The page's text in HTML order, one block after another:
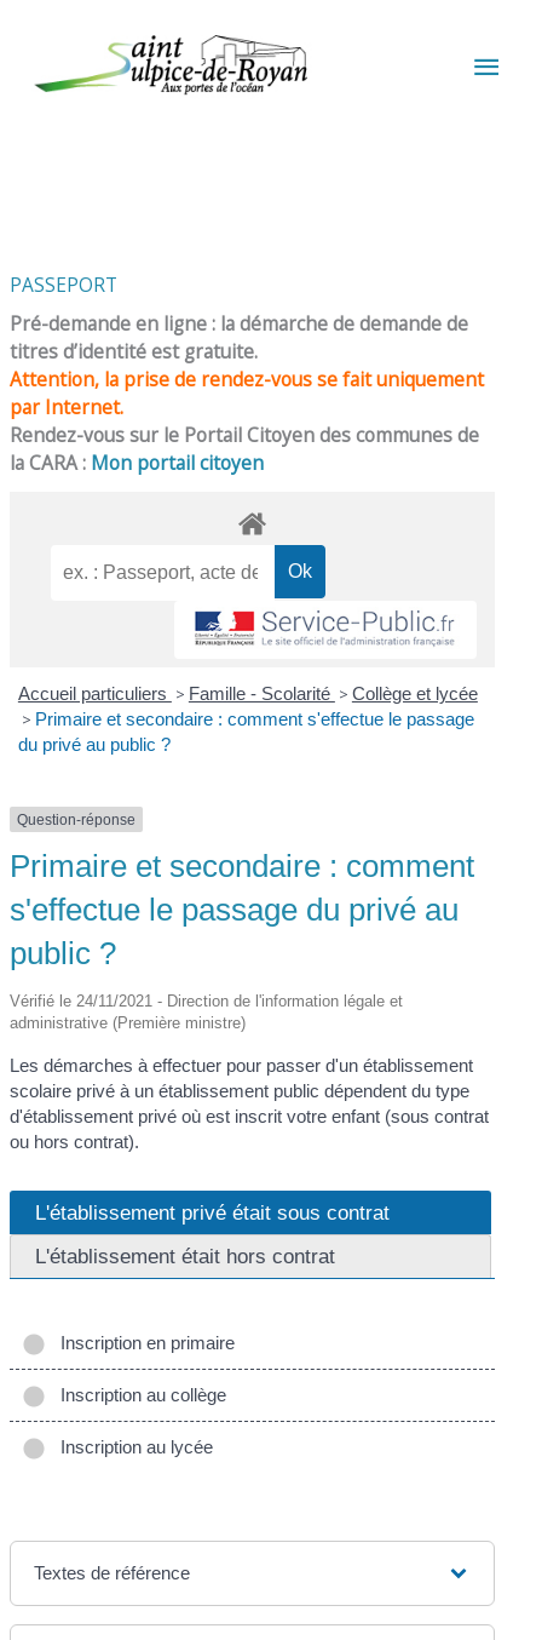
PASSEPORT
Pré-demande en ligne : la démarche de demande de
titres d’identité est gratuite.
Attention, la prise de rendez-vous se fait uniquement
par Internet.
Rendez-vous sur le Portail Citoyen des communes de
la CARA : Mon portail citoyen
Accueil particuliers > Famille - Scolarité > Collège et lycée
> Primaire et secondaire : comment s'effectue le passage
du privé au public ?
Question-réponse
Primaire et secondaire : comment
s'effectue le passage du privé au
public ?
Vérifié le 24/11/2021 - Direction de l'information légale et
administrative (Première ministre)
Les démarches à effectuer pour passer d'un établissement
scolaire privé à un établissement public dépendent du type
d'établissement privé où est inscrit votre enfant (sous contrat
ou hors contrat).
L'établissement privé était sous contrat
L'établissement était hors contrat
Inscription en primaire
Inscription au collège
Inscription au lycée
Textes de référence